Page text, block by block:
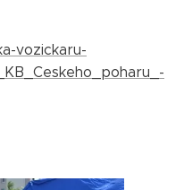
vozickaru-